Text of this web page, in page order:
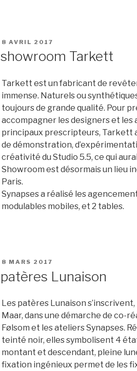
PUBLIÉ
8 AVRIL 2017
showroom Tarkett
Tarkett est un fabricant de
immense. Naturels ou
toujours de grande qualité. Pour
accompagner les designers et les
principaux prescripteurs, Tarkett
de démonstration,
créativité du Studio 5.5, ce qui
Showroom est désormais un lieu
Paris.
Synapses a réalisé les
modulables mobiles, et 2 tables.
PUBLIÉ
8 MARS 2017
patères Lunaison
Les patères Lunaison
Maar, dans une démarche de co-
Følsom et les ateliers Synapses.
teinté noir, elles symbolisent 4
montant et descendant, pleine
fixation ingénieux permet de les